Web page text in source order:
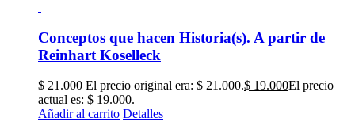
Conceptos que hacen Historia(s). A partir de
Reinhart Koselleck
$21.000 El precio original era: $ 21.000.$ 19.000El precio
actual es: $ 19.000.
Añadir al carrito Detalles